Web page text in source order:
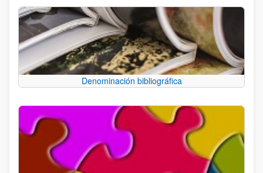
Denominación bibliográfica